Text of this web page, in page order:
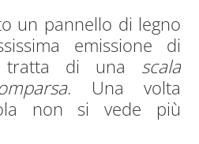
un pannello di legno
emissione di
tratta di una scala
. Una volta
non si vede più